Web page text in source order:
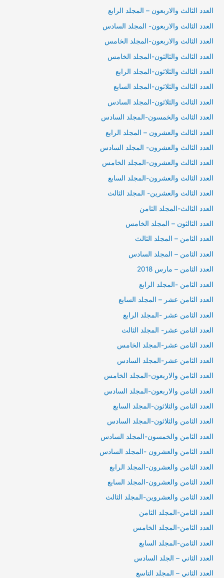
العدد الثالث والاربعون – المجلد الرابع
العدد الثالث والاربعون- المجلد السادس
العدد الثالث والاربعون-المجلد الخامس
العدد الثالث والثالثون-المجلد الخامس
العدد الثالث والثلاثون-المجلد الرابع
العدد الثالث والثلاثون-المجلد السابع
العدد الثالث والثلاثون-المجلد السادس
العدد الثالث والخمسون-المجلد السادس
العدد الثالث والعشرون – المجلد الرابع
العدد الثالث والعشرون- المجلد السادس
العدد الثالث والعشرون-المجلد الخامس
العدد الثالث والعشرون-المجلد السابع
العدد الثالث والعشرين- المجلد الثالث
العدد الثالث-المجلد الثامن
العدد الثالثون – المجلد الخامس
العدد الثامن – المجلد الثالث
العدد الثامن – المجلد السادس
العدد الثامن – مارس 2018
العدد الثامن -المجلد الرابع
العدد الثامن عشر – المجلد السابع
العدد الثامن عشر -المجلد الرابع
العدد الثامن عشر- المجلد الثالث
العدد الثامن عشر-المجلد الخامس
العدد الثامن عشر-المجلد السادس
العدد الثامن والاربعون-المجلد الخامس
العدد الثامن والاربعون-المجلد السادس
العدد الثامن والثلاثون-المجلد السابع
العدد الثامن والثلاثون-المجلد السادس
العدد الثامن والخمسون-المجلد السادس
العدد الثامن والعشرون -المجلد السادس
العدد الثامن والعشرون-المجلد الرابع
العدد الثامن والعشرون-المجلد السابع
العدد الثامن والعشروين-المجلد الثالث
العدد الثامن-المجلد الثامن
العدد الثامن-المجلد الخامس
العدد الثامن-المجلد السابع
العدد الثاني – الجلد السادس
العدد الثاني – المجلد التاسع